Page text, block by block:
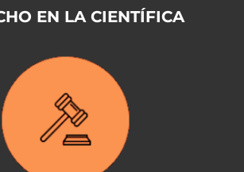
EN LA CIENTÍFICA